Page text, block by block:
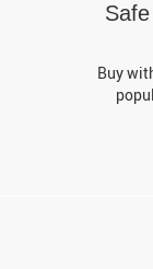
Buy